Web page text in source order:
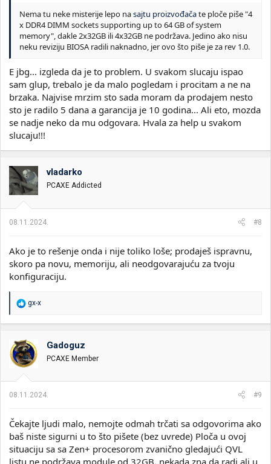
Nema tu neke misterije lepo nasajtu proizvođačate ploče piše "4
x DDR4 DIMM sockets supporting up to 64 GB of system
memory", dakle 2x32GB ili 4x32GB ne podržava. Jedino ako nisu
neku reviziju BIOSA radili naknadno, jer ovo što piše je za rev 1.0.
E jbg... izgleda da je to problem. U svakom slucaju ispao
sam glup, trebalo je da malo pogledam i procitam a ne na
brzaka. Najvise mrzim sto sada moram da prodajem nesto
sto je radilo 5 dana a garancija je 10 godina... Ali eto, mozda
se nadje neko da mu odgovara. Hvala za help u svakom
slucaju!!!
vladarko
PCAXE Addicted
08.11.2024. #8
Ako je to rešenje onda i nije toliko loše; prodaješ ispravnu,
skoro pa novu, memoriju, ali neodgovarajuću za tvoju
konfiguraciju.
R
o
v
a
n
:
gx-x
Gadoguz
PCAXE Member
08.11.2024. #9
Čekajte ljudi malo, nemojte odmah trčati sa odgovorima ako
baš niste sigurni u to što pišete (bez uvrede) Ploča u ovoj
situaciju sa sa Zen+ procesorom zvanično gledajući QVL
listu ne podržava module od 32GB, nekada zna da radi ali u